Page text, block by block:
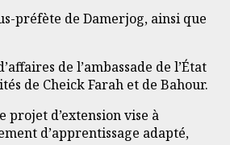
préfète de Damerjog, ainsi que
de l’ambassade de l’État
de Cheick Farah et de Bahour.
projet d’extension vise à
d’apprentissage adapté,